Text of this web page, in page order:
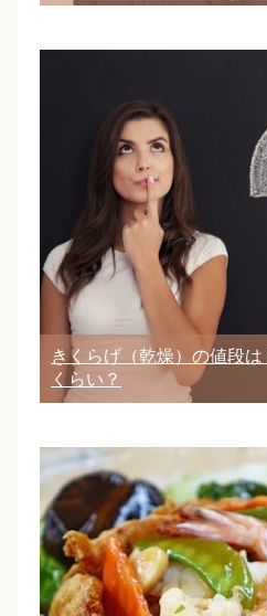
きくらげ（乾燥）の値段
くらい？